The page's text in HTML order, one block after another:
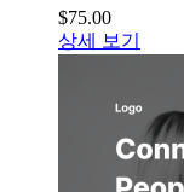
$75.00
상세 보기